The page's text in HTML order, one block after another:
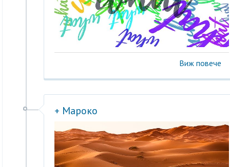
Виж повече
+ Мароко